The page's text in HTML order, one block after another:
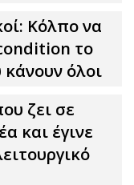
Κόλπο να
το
όλοι
ζει σε
και έγινε